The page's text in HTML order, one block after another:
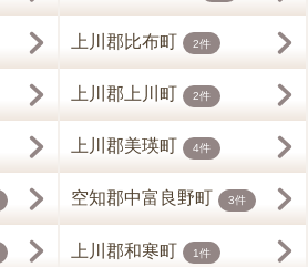
上川郡比布町 2件
上川郡上川町 2件
上川郡美瑛町 4件
空知郡中富良野町 3件
上川郡和寒町 1件